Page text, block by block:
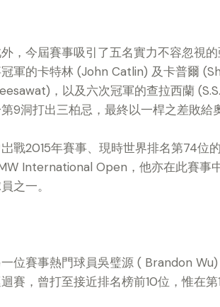
，今屆賽事吸引了五名實力不容忽視
軍的卡特林 (John Catlin) 及卡普爾
，以及六次冠軍的查拉西蘭
9洞打出三柏忌，最終以一桿之差敗給
戰2015年賽事、現時世界排名第74位
International Open，他亦在此賽事
之一。
一位賽事熱門球員吳璧源 ( Brandon
賽，曾打至接近排名榜前10位，惟在